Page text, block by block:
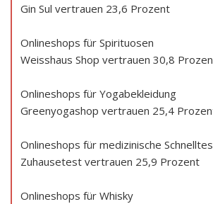
Gin Sul vertrauen 23,6 Prozent
Onlineshops für Spirituosen
Weisshaus Shop vertrauen 30,8
Onlineshops für Yogabekleidung
Greenyogashop vertrauen 25,4
Onlineshops für medizinische
Zuhausetest vertrauen 25,9 Prozent
Onlineshops für Whisky